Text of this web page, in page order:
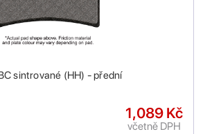
sintrované (HH) - přední
1,089 Kč
včetně DPH